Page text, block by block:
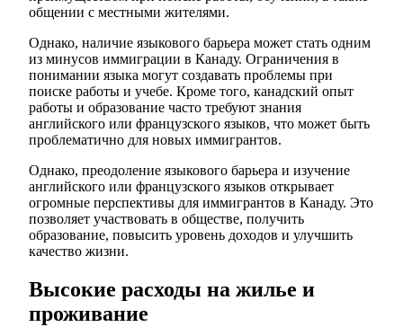
общении с местными жителями.
Однако, наличие языкового барьера может стать одним
из минусов иммиграции в Канаду. Ограничения в
понимании языка могут создавать проблемы при
поиске работы и учебе. Кроме того, канадский опыт
работы и образование часто требуют знания
английского или французского языков, что может быть
проблематично для новых иммигрантов.
Однако, преодоление языкового барьера и изучение
английского или французского языков открывает
огромные перспективы для иммигрантов в Канаду. Это
позволяет участвовать в обществе, получить
образование, повысить уровень доходов и улучшить
качество жизни.
Высокие расходы на жилье и
проживание